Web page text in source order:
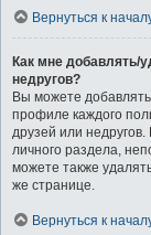
Вернуться к
Как мне добавлять/
недругов?
Вы можете
профиле каждого
друзей или
личного раздела,
можете также
же странице.
Вернуться к